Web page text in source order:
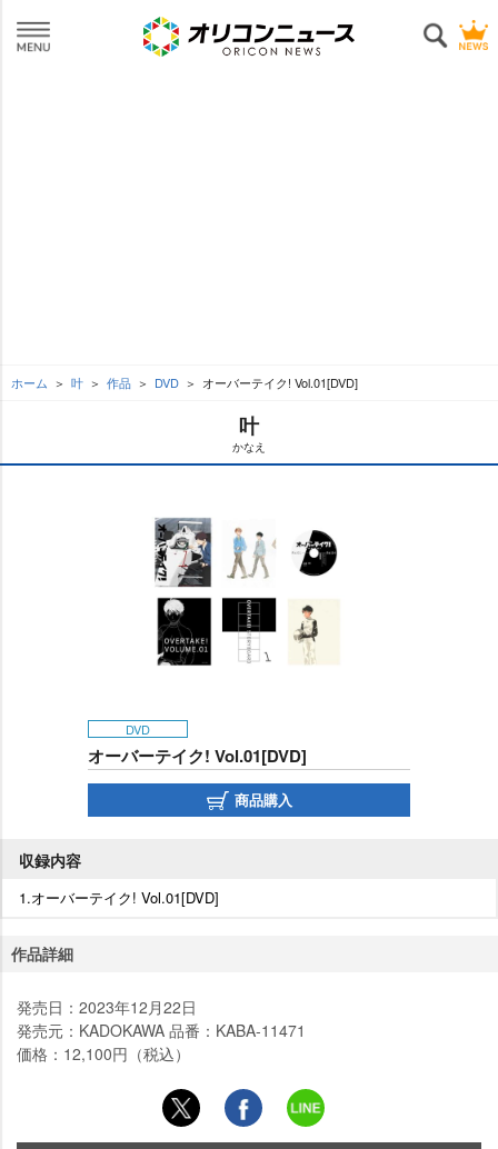
ホーム 叶 作品 DVD オーバーテイク! Vol.01[DVD]
叶
かなえ
DVD
オーバーテイク! Vol.01[DVD]
商品購入
収録内容
1.オーバーテイク! Vol.01[DVD]
作品詳細
発売日：2023年12月22日
発売元：KADOKAWA 品番：KABA-11471
価格：12,100円（税込）